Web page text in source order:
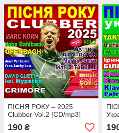
ПІСНЯ РОКУ – 2025
Clubber Vol.2 [CD/mp3]
190 ₴